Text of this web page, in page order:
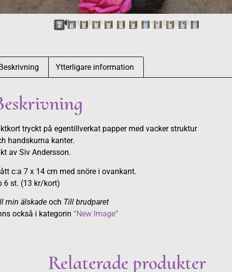
Ytterligare information
tryckt på egentillverkat papper med vacker struktur
handskurna kanter.
av Siv Andersson.
c:a 7 x 14 cm med snöre i ovankant.
6 st. (13 kr/kort)
min älskadeoch Till brudparet
också i kategorin “New Image”
Relaterade produkter